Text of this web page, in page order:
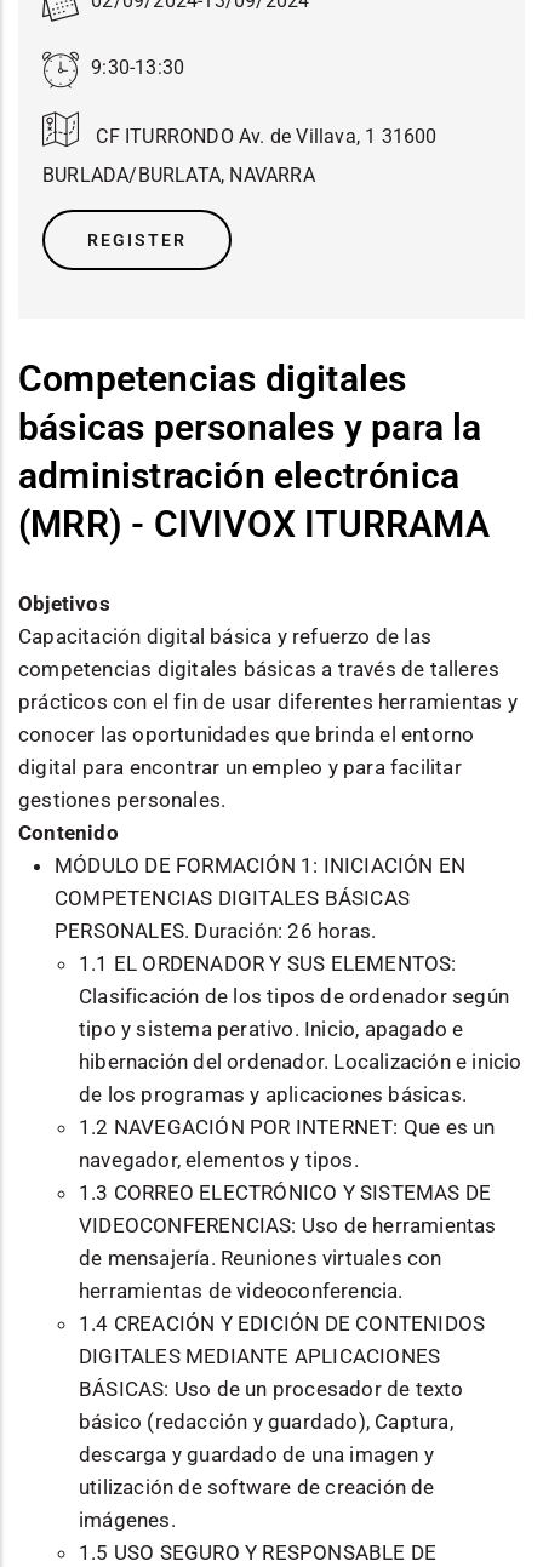
9:30-13:30
CF ITURRONDO Av. de Villava, 1 31600
BURLADA/BURLATA, NAVARRA
REGISTER
Competencias digitales
básicas personales y para la
administración electrónica
(MRR) - CIVIVOX ITURRAMA
Objetivos
Capacitación digital básica y refuerzo de las
competencias digitales básicas a través de talleres
prácticos con el fin de usar diferentes herramientas y
conocer las oportunidades que brinda el entorno
digital para encontrar un empleo y para facilitar
gestiones personales.
Contenido
MÓDULO DE FORMACIÓN 1: INICIACIÓN EN
COMPETENCIAS DIGITALES BÁSICAS
PERSONALES. Duración: 26 horas.
1.1 EL ORDENADOR Y SUS ELEMENTOS:
Clasificación de los tipos de ordenador según
tipo y sistema perativo. Inicio, apagado e
hibernación del ordenador. Localización e inicio
de los programas y aplicaciones básicas.
1.2 NAVEGACIÓN POR INTERNET: Que es un
navegador, elementos y tipos.
1.3 CORREO ELECTRÓNICO Y SISTEMAS DE
VIDEOCONFERENCIAS: Uso de herramientas
de mensajería. Reuniones virtuales con
herramientas de videoconferencia.
1.4 CREACIÓN Y EDICIÓN DE CONTENIDOS
DIGITALES MEDIANTE APLICACIONES
BÁSICAS: Uso de un procesador de texto
básico (redacción y guardado), Captura,
descarga y guardado de una imagen y
utilización de software de creación de
imágenes.
1.5 USO SEGURO Y RESPONSABLE DE